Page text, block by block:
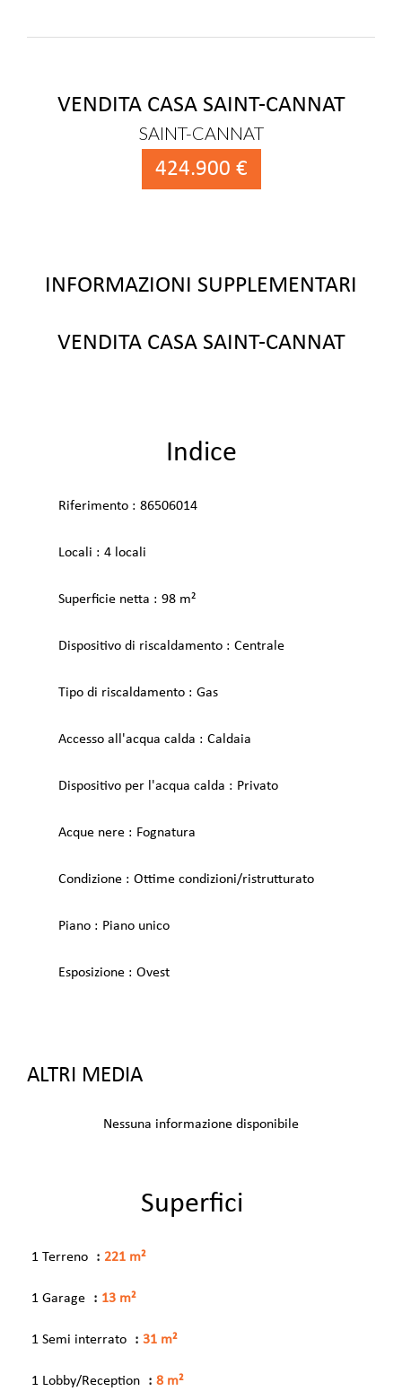
VENDITA CASA SAINT-CANNAT
SAINT-CANNAT
424.900 €
INFORMAZIONI SUPPLEMENTARI
VENDITA CASA SAINT-CANNAT
Indice
Riferimento 86506014
Locali 4 locali
Superficie netta 98 m²
Dispositivo di riscaldamento Centrale
Tipo di riscaldamento Gas
Accesso all'acqua calda Caldaia
Dispositivo per l'acqua calda Privato
Acque nere Fognatura
Condizione Ottime condizioni/ristrutturato
Piano Piano unico
Esposizione Ovest
ALTRI MEDIA
Nessuna informazione disponibile
Superfici
1 Terreno 221 m²
1 Garage 13 m²
1 Semi interrato 31 m²
1 Lobby/Reception 8 m²